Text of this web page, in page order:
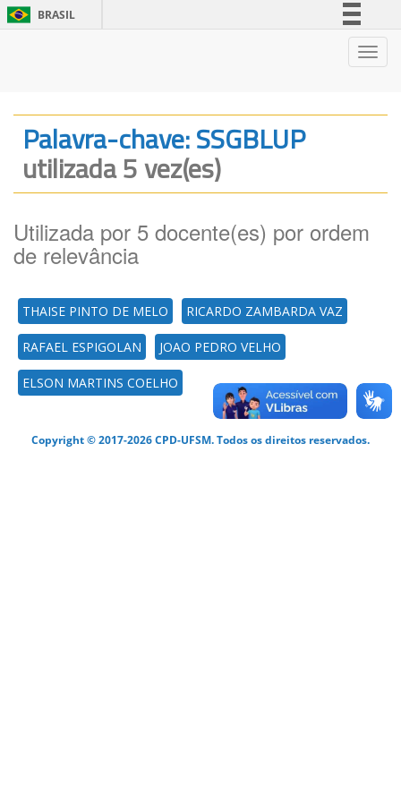
BRASIL
Legislação
Palavra-chave: SSGBLUP
utilizada 5 vez(es)
Utilizada por 5 docente(es) por ordem
de relevância
THAISE PINTO DE MELO RICARDO ZAMBARDA VAZ
RAFAEL ESPIGOLAN JOAO PEDRO VELHO
ELSON MARTINS COELHO
Copyright © 2017-2026 CPD-UFSM. Todos os direitos reservados.